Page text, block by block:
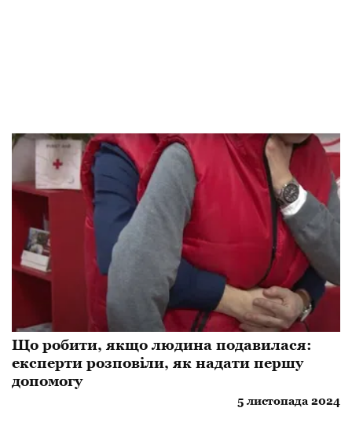
Що робити, якщо людина подавилася:
експерти розповіли, як надати першу
допомогу
5 листопада 2024